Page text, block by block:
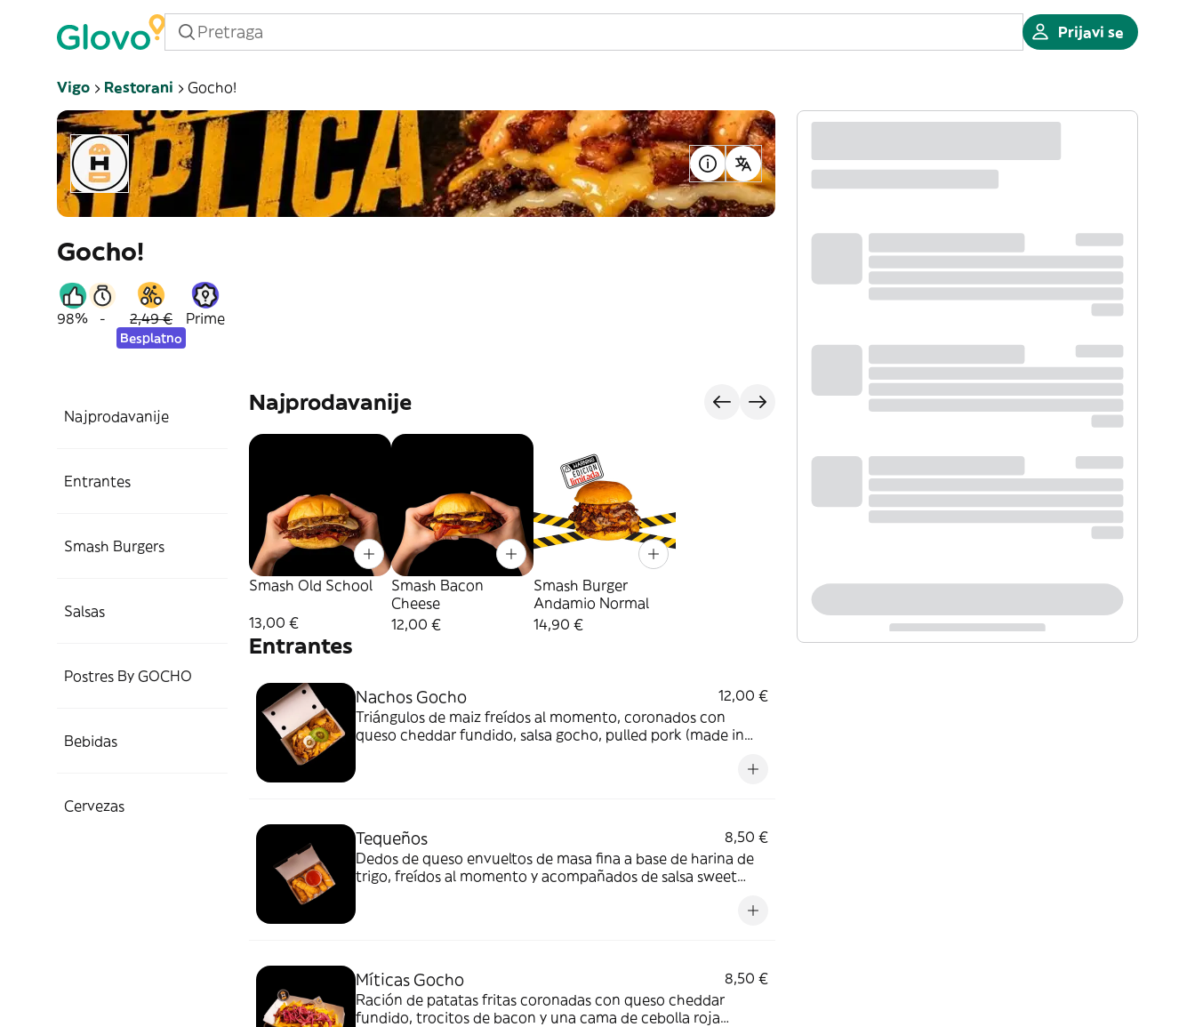
Prijavi se
Vigo Restorani Gocho!
Gocho!
98% - 2,49 €
Besplatno
Prime
Najprodavanije
Entrantes
Smash Burgers
Salsas
Postres By GOCHO
Bebidas
Cervezas
Najprodavanije
Smash Old School
13,00 €
Smash Bacon
Cheese
12,00 €
Smash Burger
Andamio Normal
14,90 €
Entrantes
Nachos Gocho
12,00 €
Triángulos de maiz freídos al momento, coronados con
queso cheddar fundido, salsa gocho, pulled pork (made in
Tequeños
8,50 €
Dedos de queso envueltos de masa fina a base de harina de
trigo, freídos al momento y acompañados de salsa sweet
Míticas Gocho
8,50 €
Ración de patatas fritas coronadas con queso cheddar
fundido, trocitos de bacon y una cama de cebolla roja